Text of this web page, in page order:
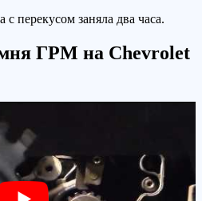
перекусом заняла два часа.
ГРМ на Chevrolet